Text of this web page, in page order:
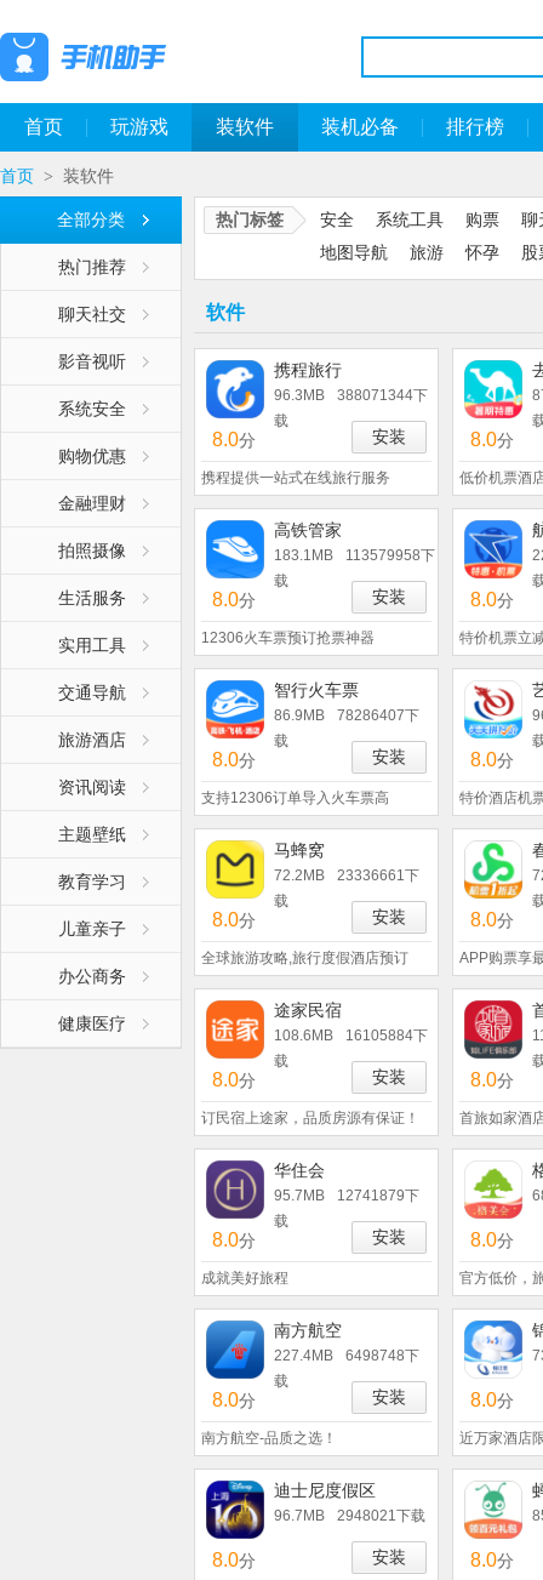
首页 玩游戏 装软件 装机必备 排行榜
首页 > 装软件
全部分类
热门推荐
聊天社交
影音视听
系统安全
购物优惠
金融理财
拍照摄像
生活服务
实用工具
交通导航
旅游酒店
资讯阅读
主题壁纸
教育学习
儿童亲子
办公商务
健康医疗
热门标签 安全 系统工具 购票
聊
地图导航
旅游 怀孕
软件
携程旅行
96.3MB
388071344下
载
8.0分 安装
携程提供一站式在线旅行服务
8.0分
低价机票酒
高铁管家
183.1MB
113579958下
载
8.0分 安装
12306火车票预订抢票神器
8.0分
特价机票立
智行火车票
86.9MB
78286407下
载
8.0分 安装
支持12306订单导入火车票高
8.0分
特价酒店机
马蜂窝
72.2MB
23336661下
载
8.0分 安装
全球旅游攻略,旅行度假酒店预订
8.0分
APP购票享
途家民宿
108.6MB
16105884下
载
8.0分 安装
订民宿上途家，品质房源有保证！
8.0分
首旅如家酒
华住会
95.7MB
12741879下
载
8.0分 安装
成就美好旅程
8.0分
官方低价，
南方航空
227.4MB
6498748下
载
8.0分 安装
南方航空-品质之选！
8.0分
近万家酒店
迪士尼度假区
96.7MB 2948021下载
8.0分 安装 8.0分